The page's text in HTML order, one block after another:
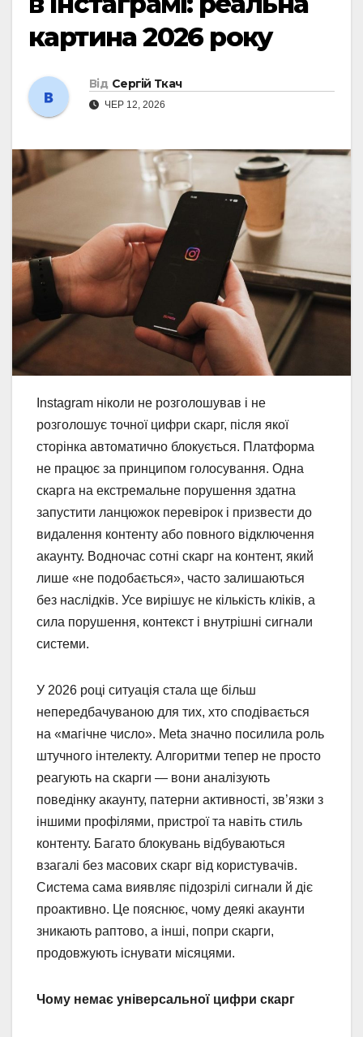
картина 2026 року
Від Сергій Ткач
ЧЕР 12, 2026
Instagram ніколи не розголошував і не
розголошує точної цифри скарг, після якої
сторінка автоматично блокується. Платформа
не працює за принципом голосування. Одна
скарга на екстремальне порушення здатна
запустити ланцюжок перевірок і призвести до
видалення контенту або повного відключення
акаунту. Водночас сотні скарг на контент, який
лише «не подобається», часто залишаються
без наслідків. Усе вирішує не кількість кліків, а
сила порушення, контекст і внутрішні сигнали
системи.
У 2026 році ситуація стала ще більш
непередбачуваною для тих, хто сподівається
на «магічне число». Meta значно посилила роль
штучного інтелекту. Алгоритми тепер не просто
реагують на скарги — вони аналізують
поведінку акаунту, патерни активності, зв’язки з
іншими профілями, пристрої та навіть стиль
контенту. Багато блокувань відбуваються
взагалі без масових скарг від користувачів.
Система сама виявляє підозрілі сигнали й діє
проактивно. Це пояснює, чому деякі акаунти
зникають раптово, а інші, попри скарги,
продовжують існувати місяцями.
Чому немає універсальної цифри скарг